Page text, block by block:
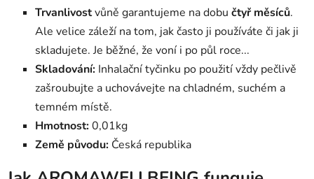
Trvanlivostvůně garantujeme na dobu čtyř měsíců.
Ale velice záleží na tom, jak často ji používáte či jak ji
skladujete. Je běžné, že voní i po půl roce...
Skladování: Inhalační tyčinku po použití vždy pečlivě
zašroubujte a uchovávejte na chladném, suchém a
temném místě.
Hmotnost:0,01kg
Země původu: Česká republika